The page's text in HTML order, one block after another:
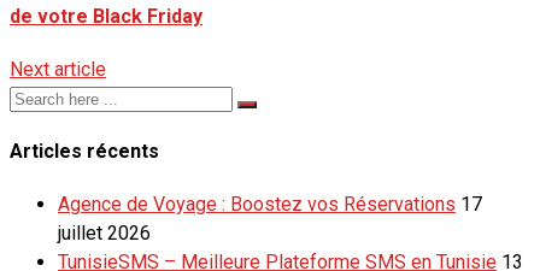
de votre Black Friday
Next article
Articles récents
Agence de Voyage : Boostez vos Réservations 17
juillet 2026
TunisieSMS – Meilleure Plateforme SMS en Tunisie 13